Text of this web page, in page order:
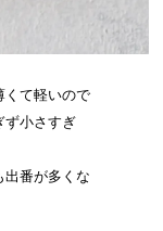
くて軽いので
ず小さすぎ
出番が多くな